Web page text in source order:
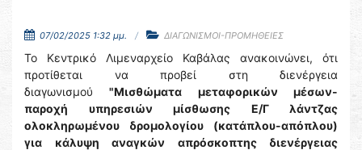
07/02/2025 1:32 μμ. ΔΙΑΓΩΝΙΣΜΟΙ-ΠΡΟΜΗΘΕΙΕΣ
Το Κεντρικό Λιμεναρχείο Καβάλας ανακοινώνει, ότι
προτίθεται να προβεί στη διενέργεια
διαγωνισμού"Μισθώματα μεταφορικών μέσων-
παροχή υπηρεσιών μίσθωσης Ε/Γ λάντζας
ολοκληρωμένου δρομολογίου (κατάπλου-απόπλου)
για κάλυψη αναγκών απρόσκοπτης διενέργειας